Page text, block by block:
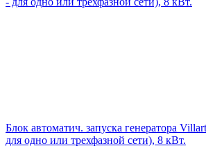
Блок автоматич. запуска генератора
для одно или трехфазной сети), 8 кВт.